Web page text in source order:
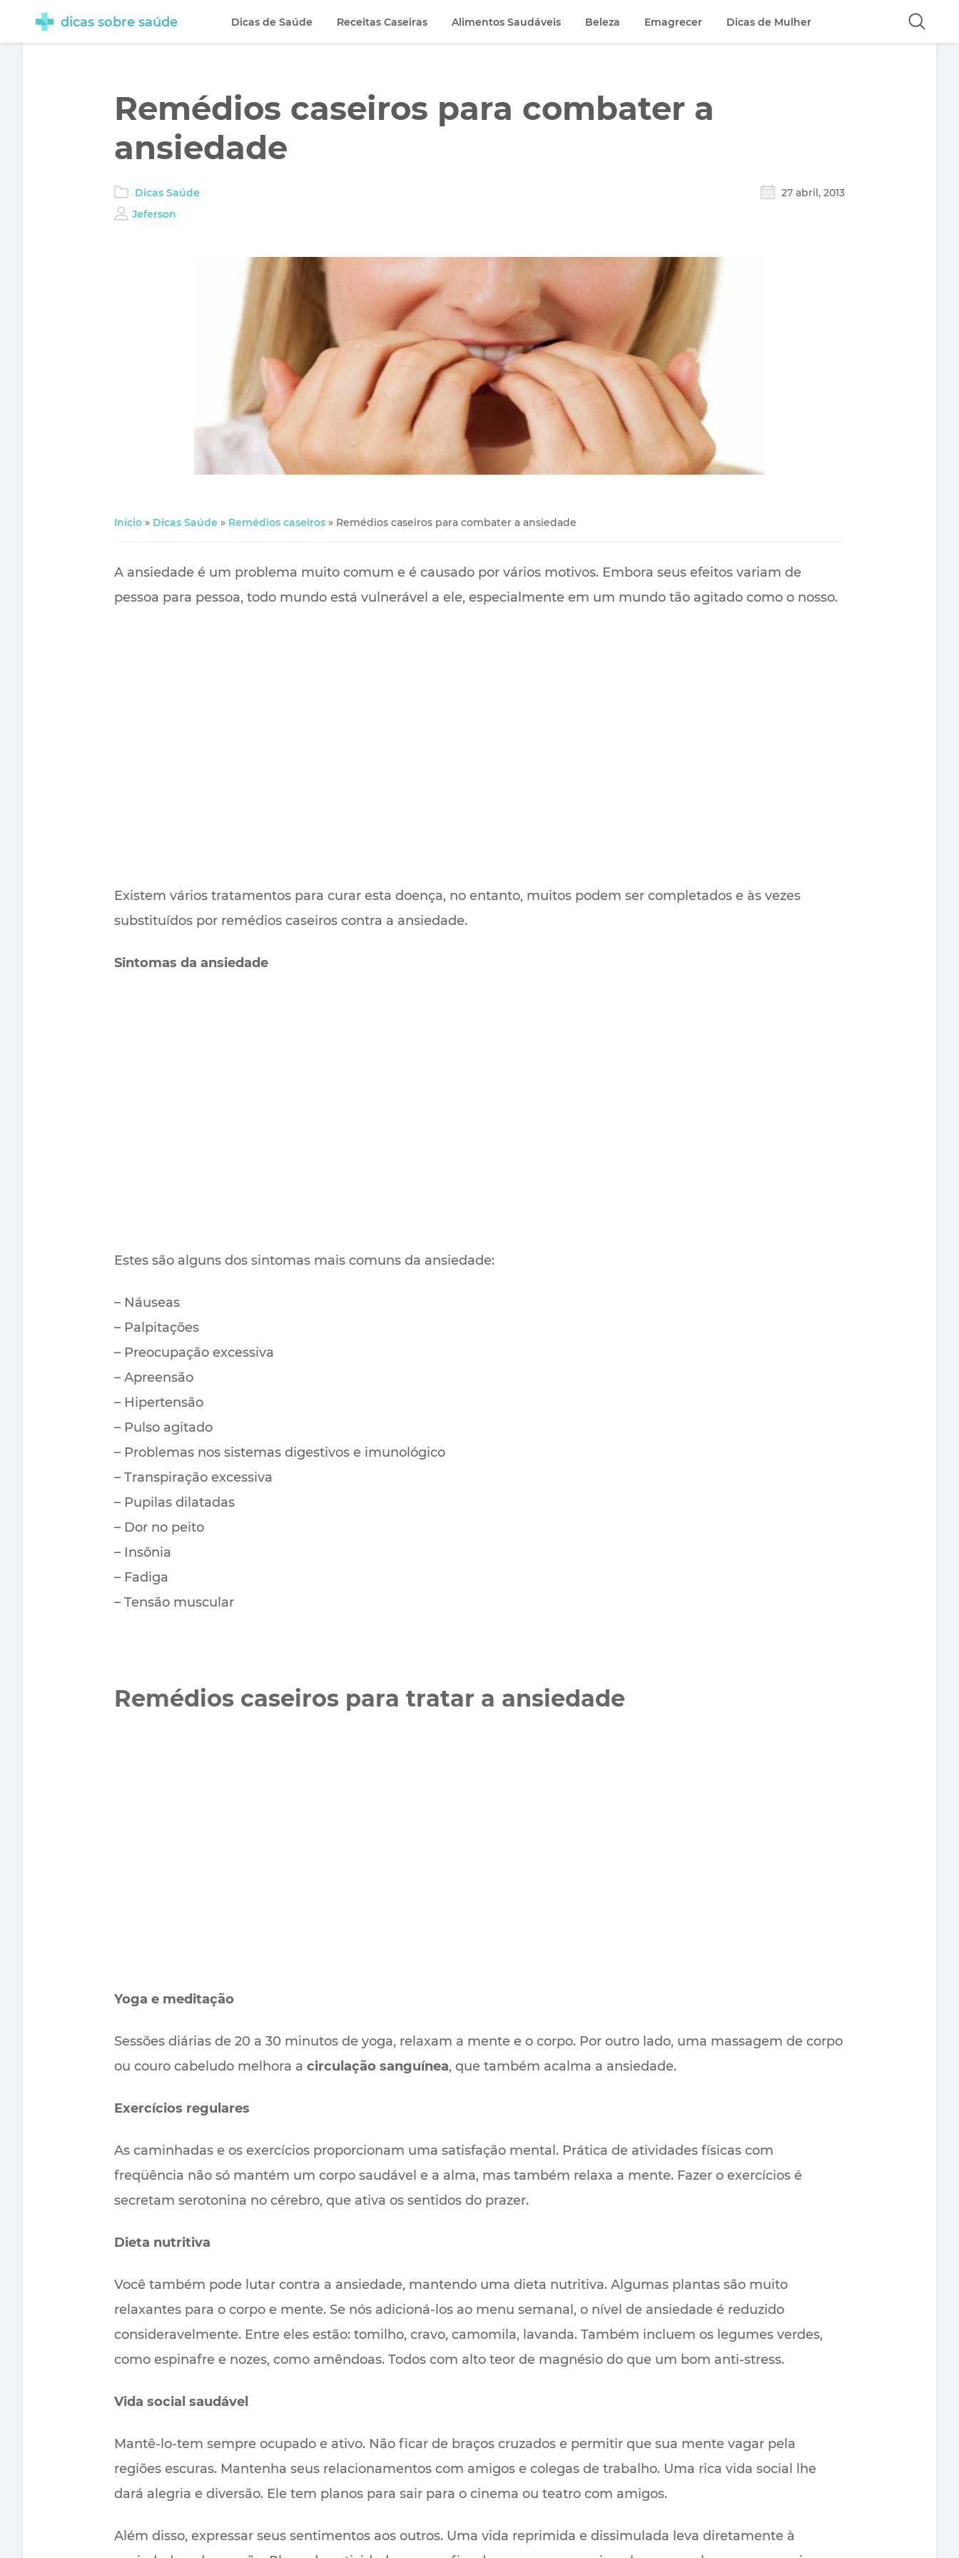
Remédios caseiros para combater a
ansiedade
Dicas Saúde
27 abril, 2013
Jeferson
Início » Dicas Saúde » Remédios caseiros » Remédios caseiros para combater a ansiedade
A ansiedade é um problema muito comum e é causado por vários motivos. Embora seus efeitos variam de
pessoa para pessoa, todo mundo está vulnerável a ele, especialmente em um mundo tão agitado como o nosso.
Existem vários tratamentos para curar esta doença, no entanto, muitos podem ser completados e às vezes
substituídos por remédios caseiros contra a ansiedade.
Sintomas da ansiedade
Estes são alguns dos sintomas mais comuns da ansiedade:
– Náuseas
– Palpitações
– Preocupação excessiva
– Apreensão
– Hipertensão
– Pulso agitado
– Problemas nos sistemas digestivos e imunológico
– Transpiração excessiva
– Pupilas dilatadas
– Dor no peito
– Insônia
– Fadiga
– Tensão muscular
Remédios caseiros para tratar a ansiedade
Yoga e meditação
Sessões diárias de 20 a 30 minutos de yoga, relaxam a mente e o corpo. Por outro lado, uma massagem de corpo
ou couro cabeludo melhora a circulação sanguínea, que também acalma a ansiedade.
Exercícios regulares
As caminhadas e os exercícios proporcionam uma satisfação mental. Prática de atividades físicas com
freqüência não só mantém um corpo saudável e a alma, mas também relaxa a mente. Fazer o exercícios é
secretam serotonina no cérebro, que ativa os sentidos do prazer.
Dieta nutritiva
Você também pode lutar contra a ansiedade, mantendo uma dieta nutritiva. Algumas plantas são muito
relaxantes para o corpo e mente. Se nós adicioná-los ao menu semanal, o nível de ansiedade é reduzido
consideravelmente. Entre eles estão: tomilho, cravo, camomila, lavanda. Também incluem os legumes verdes,
como espinafre e nozes, como amêndoas. Todos com alto teor de magnésio do que um bom anti-stress.
Vida social saudável
Mantê-lo-tem sempre ocupado e ativo. Não ficar de braços cruzados e permitir que sua mente vagar pela
regiões escuras. Mantenha seus relacionamentos com amigos e colegas de trabalho. Uma rica vida social lhe
dará alegria e diversão. Ele tem planos para sair para o cinema ou teatro com amigos.
Além disso, expressar seus sentimentos aos outros. Uma vida reprimida e dissimulada leva diretamente à
dicas sobre saúde Dicas de Saúde Receitas Caseiras Alimentos Saudáveis Beleza Emagrecer Dicas de Mulher